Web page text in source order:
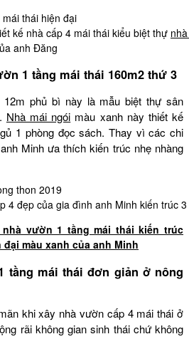
kế nhà cấp 4 mái thái kiểu biệt thự
anh Đăng
1 tầng mái thái 160m2 thứ 3
phủ bì này là mẫu biệt thự sân
Nhà mái ngói màu xanh này thiết kế
1 phòng đọc sách. Thay vì các chi
Minh ưa thích kiến trúc nhẹ nhàng
4 đẹp của gia đình anh Minh kiến trúc
nhà vườn 1 tầng mái thái kiến trúc
màu xanh của anh Minh
tầng mái thái đơn giản ở nông
khi xây nhà vườn cấp 4 mái thái ở
rãi không gian sinh thái chứ không